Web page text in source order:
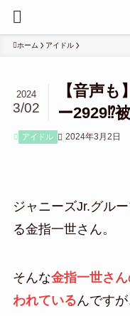
ホーム アイドル
【音声
ー2929⁉︎
2024
3/02
アイドル 2024年3月2日
ジャニーズJr.グル
る金指一世さん。
そんな金指一世さ
われているんですが